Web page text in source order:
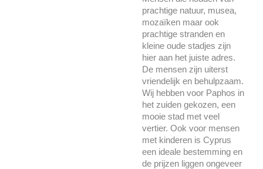
prachtige natuur, musea,
mozaïken maar ook
prachtige stranden en
kleine oude stadjes zijn
hier aan het juiste adres.
De mensen zijn uiterst
vriendelijk en behulpzaam.
Wij hebben voor Paphos in
het zuiden gekozen, een
mooie stad met veel
vertier. Ook voor mensen
met kinderen is Cyprus
een ideale bestemming en
de prijzen liggen ongeveer